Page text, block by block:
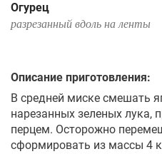
Огурец
разрезанный вдоль на ленты
Описание приготовления:
В средней миске смешать
нарезанных зеленых лука,
перцем. Осторожно
сформировать из массы 4